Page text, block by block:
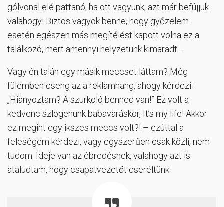
gólvonal elé pattanó, ha ott vagyunk, azt már befújjuk
valahogy! Biztos vagyok benne, hogy győzelem
esetén egészen más megítélést kapott volna ez a
találkozó, mert amennyi helyzetünk kimaradt…
Vagy én talán egy másik meccset láttam? Még
fülemben cseng az a reklámhang, ahogy kérdezi:
„Hiányoztam? A szurkoló benned van!” Ez volt a
kedvenc szlogenünk babaváráskor, It’s my life! Akkor
ez megint egy ikszes meccs volt?! – ezúttal a
feleségem kérdezi, vagy egyszerűen csak közli, nem
tudom. Ideje van az ébredésnek, valahogy azt is
átaludtam, hogy csapatvezetőt cseréltünk.